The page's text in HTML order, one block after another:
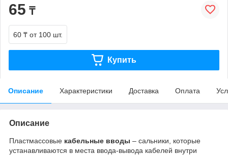
65 ₸
60 ₸ от 100 шт.
Купить
Описание Характеристики Доставка Оплата
Описание
Пластмассовые кабельные вводы – сальники, которые
устанавливаются в места ввода-вывода кабелей внутри